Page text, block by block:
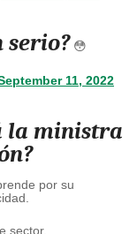
serio? 😳
11, 2022
la ministra
por su
sector.